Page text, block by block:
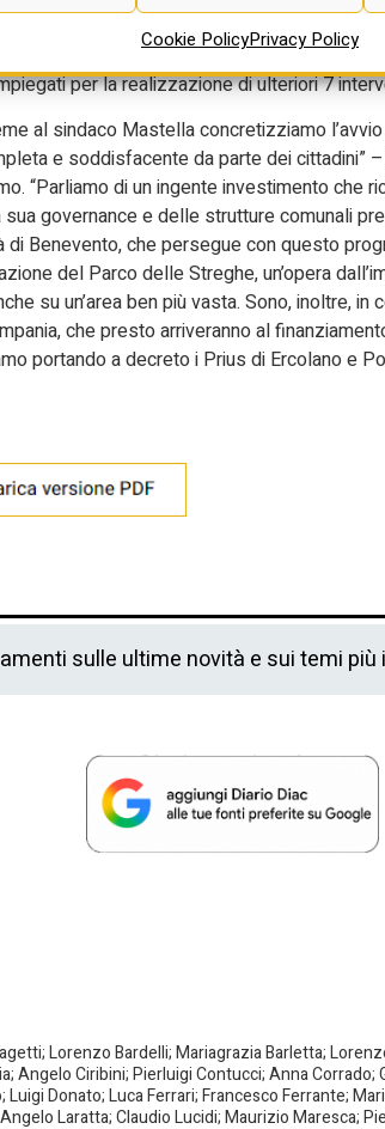
Cookie PolicyPrivacy Policy
di 17 milioni di euro. Di questi,
disponibili – saranno destinati a finanziare i
per la realizzazione di ulteriori 7
al sindaco Mastella concretizziamo
e soddisfacente da parte dei cittadini”
“Parliamo di un ingente investimento che
governance e delle strutture comunali
Benevento, che persegue con questo
del Parco delle Streghe, un’opera
su un’area ben più vasta. Sono, inoltre, in
che presto arriveranno al
portando a decreto i Prius di Ercolano e
sulle ultime novità e sui temi più
Lorenzo Bardelli; Mariagrazia Barletta;
Angelo Ciribini; Pierluigi Contucci; Anna
Donato; Luca Ferrari; Francesco Ferrante;
Laratta; Claudio Lucidi; Maurizio Maresca;